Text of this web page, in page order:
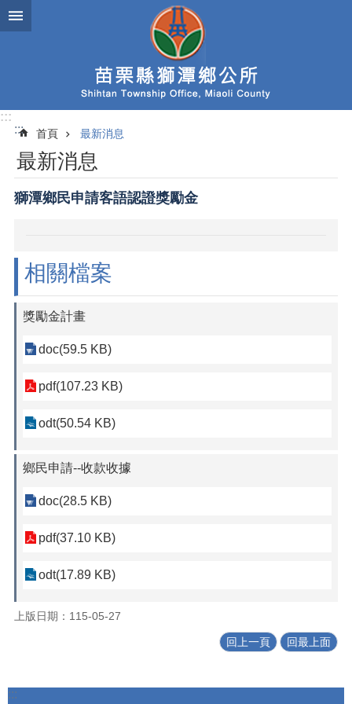
跳到主要內容區塊
:::
:::
首頁 最新消息
最新消息
獅潭鄉民申請客語認證獎勵金
相關檔案
獎勵金計畫
doc(59.5 KB)
pdf(107.23 KB)
odt(50.54 KB)
鄉民申請--收款收據
doc(28.5 KB)
pdf(37.10 KB)
odt(17.89 KB)
上版日期：115-05-27
回上一頁 回最上面
:::